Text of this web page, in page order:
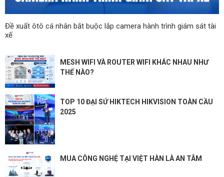
Đề xuất ôtô cá nhân bắt buộc lắp camera hành trình giám sát tài
xế
MESH WIFI VÀ ROUTER WIFI KHÁC NHAU NHƯ
THẾ NÀO?
TOP 10 ĐẠI SỨ HIKTECH HIKVISION TOÀN CẦU
2025
MUA CÔNG NGHỆ TẠI VIỆT HÀN LÀ AN TÂM